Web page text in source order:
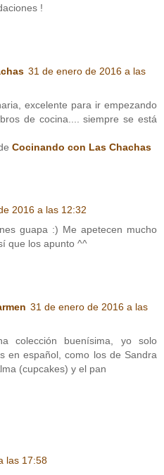
!
31 de enero de 2016 a las
excelente para ir empezando
de cocina.... siempre se está
Cocinando con Las Chachas
2016 a las 12:32
guapa :) Me apetecen mucho
que los apunto ^^
31 de enero de 2016 a las
colección buenísima, yo solo
en español, como los de Sandra
(cupcakes) y el pan
las 17:58